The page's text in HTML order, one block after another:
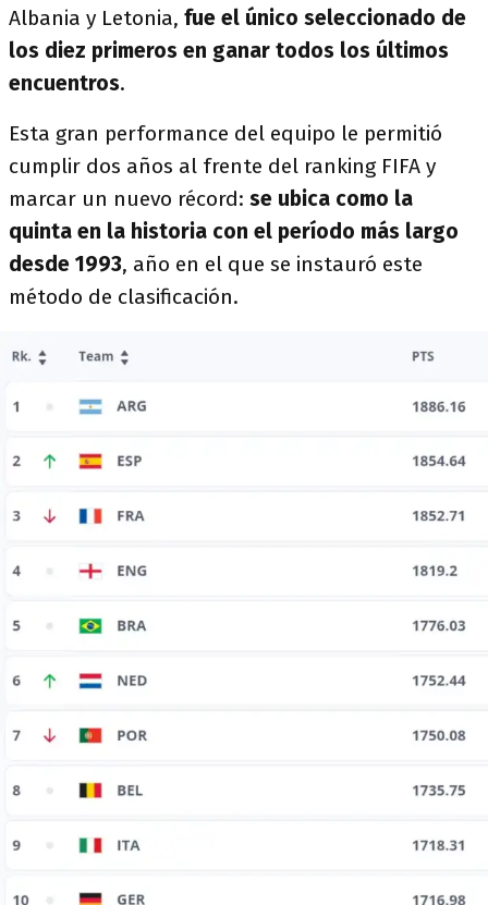
Albania y Letonia, fue el único seleccionado de
los diez primeros en ganar todos los últimos
encuentros.
Esta gran performance del equipo le permitió
cumplir dos años al frente del ranking FIFA y
marcar un nuevo récord: se ubica como la
quinta en la historia con el período más largo
desde 1993, año en el que se instauró este
método de clasificación.